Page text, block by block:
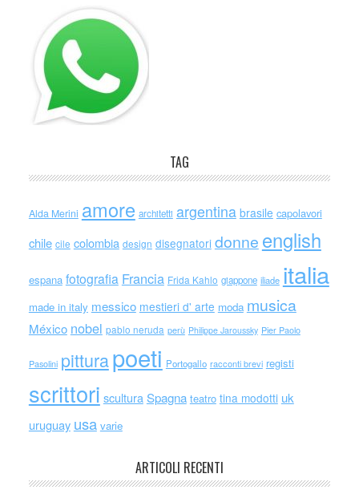
TAG
Alda Merini amore architetti argentina brasile capolavori
chile cile colombia design disegnatori donne english
espana fotografia Francia Frida Kahlo giappone iliade italia
made in italy messico mestieri d' arte moda musica
México nobel pablo neruda perù Philippe Jaroussky Pier Paolo
Pasolini pitturapoeti Portogallo racconti brevi registi
scrittori scultura Spagna teatro tina modotti uk
uruguay usa varie
ARTICOLI RECENTI